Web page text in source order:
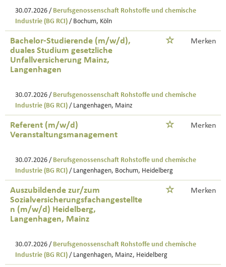
30.07.2026 / Berufsgenossenschaft Rohstoffe und chemische
Industrie (BG RCI) / Bochum, Köln
Bachelor-Studierende (m/w/d),
duales Studium gesetzliche
Unfallversicherung Mainz,
Langenhagen
Merken
30.07.2026 / Berufsgenossenschaft Rohstoffe und chemische
Industrie (BG RCI) / Langenhagen, Mainz
Referent (m/w/d)
Veranstaltungsmanagement
Merken
30.07.2026 / Berufsgenossenschaft Rohstoffe und chemische
Industrie (BG RCI) / Langenhagen, Bochum, Heidelberg
Auszubildende zur/zum
Sozialversicherungsfachangestellte
n (m/w/d) Heidelberg,
Langenhagen, Mainz
Merken
30.07.2026 / Berufsgenossenschaft Rohstoffe und chemische
Industrie (BG RCI) / Langenhagen, Mainz, Heidelberg